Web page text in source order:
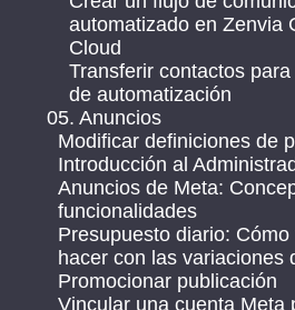
automatizado en Zenvia
Cloud
Transferir contactos
de automatización
05. Anuncios
Modificar definiciones de
Introducción al
Anuncios de Meta:
funcionalidades
Presupuesto diario:
hacer con las variaciones
Promocionar publicación
Vincular una cuenta Meta